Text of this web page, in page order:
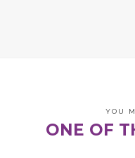
YOU
ONE OF